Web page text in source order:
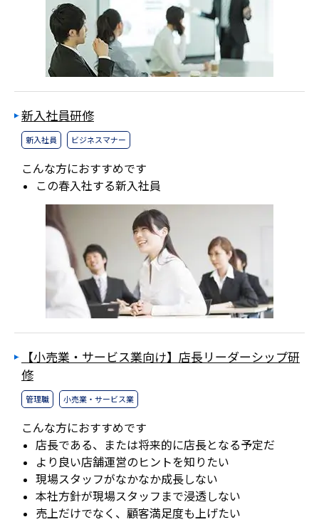
新入社員研修
新入社員 ビジネスマナー
こんな方におすすめです
この春入社する新入社員
【小売業・サービス業向け】店長リーダーシップ研
修
管理職 小売業・サービス業
こんな方におすすめです
店長である、または将来的に店長となる予定だ
より良い店舗運営のヒントを知りたい
現場スタッフがなかなか成長しない
本社方針が現場スタッフまで浸透しない
売上だけでなく、顧客満足度も上げたい